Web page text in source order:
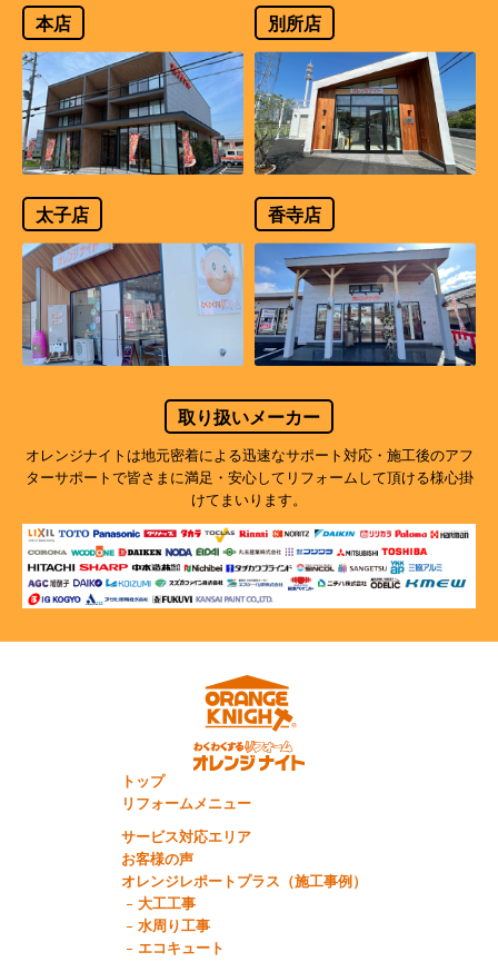
本店 別所店
太子店 香寺店
取り扱いメーカー
オレンジナイトは地元密着による迅速なサポート対応・施工後のアフ
ターサポートで皆さまに満足・安心してリフォームして頂ける様心掛
けてまいります。
トップ
リフォームメニュー
サービス対応エリア
お客様の声
オレンジレポートプラス（施工事例）
大工工事
水周り工事
エコキュート